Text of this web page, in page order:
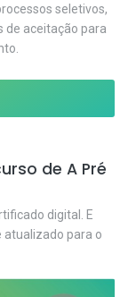
seletivos,
de aceitação para
de A Pré
digital. E
atualizado para o